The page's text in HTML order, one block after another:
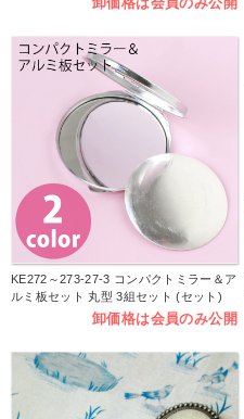
KE272～273-27-3 コンパクトミラー＆ア
ルミ板セット 丸型 3組セット (セット)
卸価格は会員のみ公開